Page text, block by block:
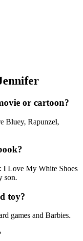
or cartoon?
Bluey, Rapunzel,
I Love My White Shoes
son.
toy?
games and Barbies.